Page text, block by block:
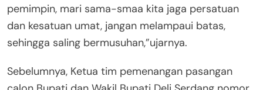
pemimpin, mari sama-smaa kita jaga persatuan
dan kesatuan umat, jangan melampaui batas,
sehingga saling bermusuhan,”ujarnya.
Sebelumnya, Ketua tim pemenangan pasangan